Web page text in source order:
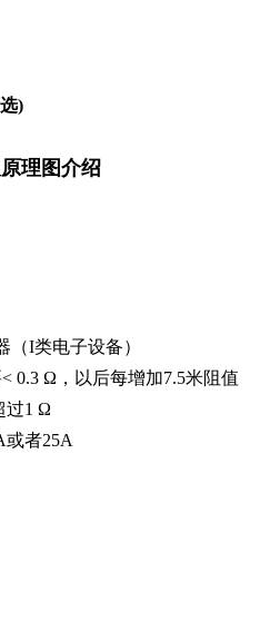
选)
理图介绍
I类电子设备）
0.3 Ω，以后每增加7.5米阻值
过1 Ω
或者25A